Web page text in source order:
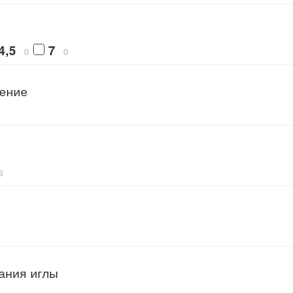
0 7 0
иглы